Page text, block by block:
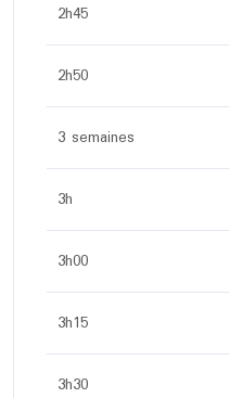
2h45
2h50
3 semaines
3h
3h00
3h15
3h30